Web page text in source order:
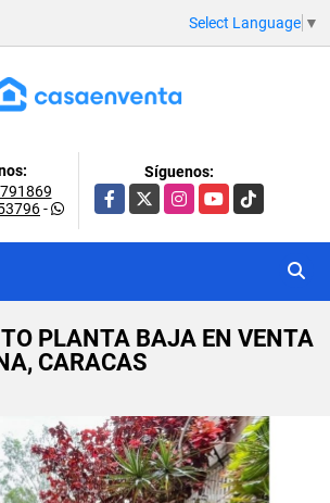
Select Language ▼
-
Síguenos:
Facebook
X InstagramYouTubeTikTok
PLANTA BAJA EN VENTA
CARACAS